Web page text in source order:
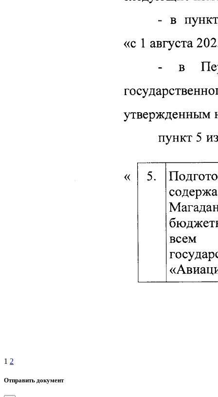
1 2
Отправить документ